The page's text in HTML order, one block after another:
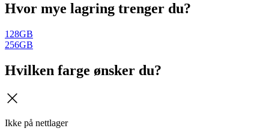
Hvor mye lagring trenger du?
128GB
256GB
Hvilken farge ønsker du?
Ikke på nettlager